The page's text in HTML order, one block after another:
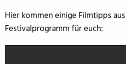
Hier kommen einige Filmtipps
Festivalprogramm für euch: